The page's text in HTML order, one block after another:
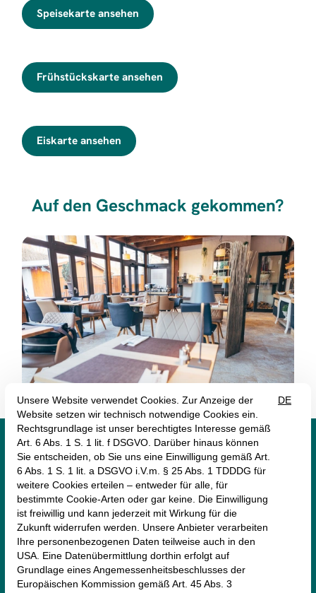
Speisekarte ansehen
Frühstückskarte ansehen
Eiskarte ansehen
Auf den Geschmack gekommen?
   
monte mare Andernach
Klingelswiese 1
56626 Andernach
02632-9872210